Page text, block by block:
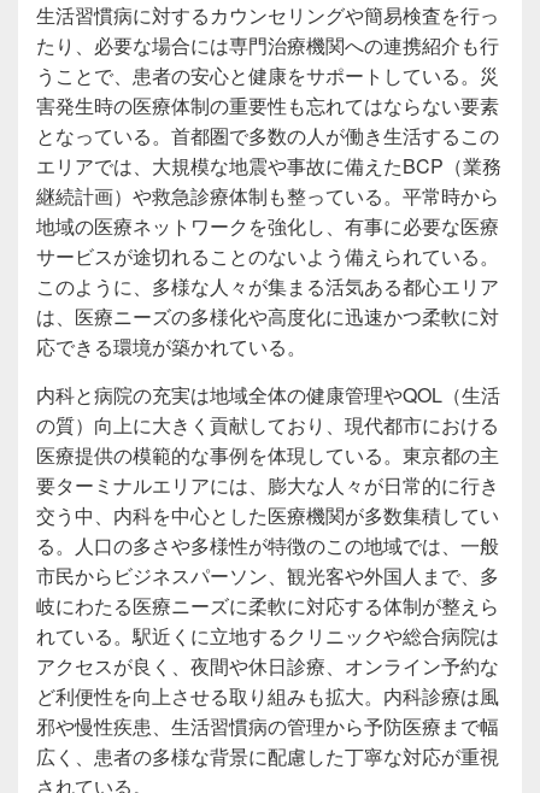
生活習慣病に対するカウンセリングや簡易検査を行っ
たり、必要な場合には専門治療機関への連携紹介も行
うことで、患者の安心と健康をサポートしている。災
害発生時の医療体制の重要性も忘れてはならない要素
となっている。首都圏で多数の人が働き生活するこの
エリアでは、大規模な地震や事故に備えたBCP（業務
継続計画）や救急診療体制も整っている。平常時から
地域の医療ネットワークを強化し、有事に必要な医療
サービスが途切れることのないよう備えられている。
このように、多様な人々が集まる活気ある都心エリア
は、医療ニーズの多様化や高度化に迅速かつ柔軟に対
応できる環境が築かれている。
内科と病院の充実は地域全体の健康管理やQOL（生活
の質）向上に大きく貢献しており、現代都市における
医療提供の模範的な事例を体現している。東京都の主
要ターミナルエリアには、膨大な人々が日常的に行き
交う中、内科を中心とした医療機関が多数集積してい
る。人口の多さや多様性が特徴のこの地域では、一般
市民からビジネスパーソン、観光客や外国人まで、多
岐にわたる医療ニーズに柔軟に対応する体制が整えら
れている。駅近くに立地するクリニックや総合病院は
アクセスが良く、夜間や休日診療、オンライン予約な
ど利便性を向上させる取り組みも拡大。内科診療は風
邪や慢性疾患、生活習慣病の管理から予防医療まで幅
広く、患者の多様な背景に配慮した丁寧な対応が重視
されている。